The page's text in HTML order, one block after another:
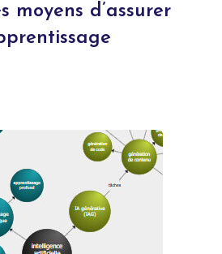
moyens d’assurer